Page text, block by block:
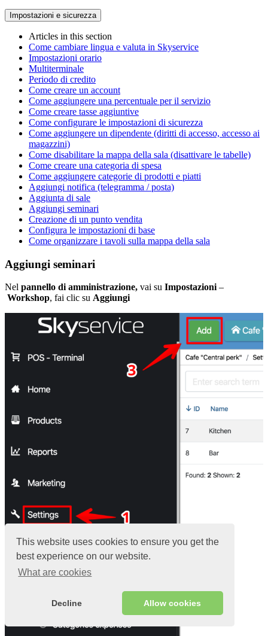
This website uses cookies to ensure you get the
best experience on our website.
What are cookies
Decline Allow cookies
Impostazioni e sicurezza
Articles in this section
Come cambiare lingua e valuta in Skyservice
Impostazioni orario
Multiterminale
Periodo di credito
Come creare un account
Come aggiungere una percentuale per il servizio
Come creare tasse aggiuntive
Come configurare le impostazioni di sicurezza
Come aggiungere un dipendente (diritti di accesso, accesso ai
magazzini)
Come disabilitare la mappa della sala (disattivare le tabelle)
Come creare una categoria di spesa
Come aggiungere categorie di prodotti e piatti
Aggiungi notifica (telegramma / posta)
Aggiunta di sale
Aggiungi seminari
Creazione di un punto vendita
Configura le impostazioni di base
Come organizzare i tavoli sulla mappa della sala
Aggiungi seminari
Nel pannello di amministrazione, vai su Impostazioni–
Workshop, fai clic su Aggiungi